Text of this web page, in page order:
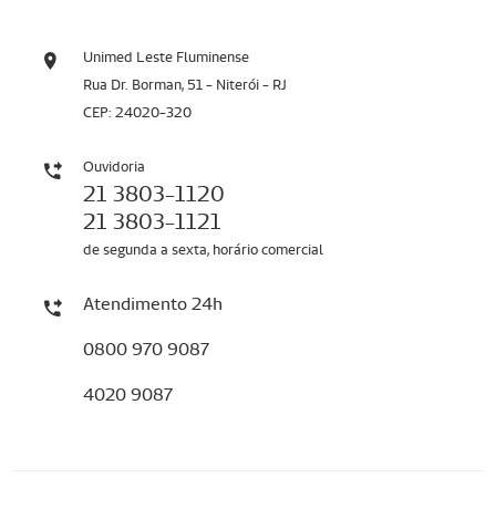
Unimed Leste Fluminense
Rua Dr. Borman, 51 - Niterói - RJ
CEP: 24020-320
Ouvidoria
21 3803-1120
21 3803-1121
de segunda a sexta, horário comercial
Atendimento 24h
0800 970 9087
4020 9087